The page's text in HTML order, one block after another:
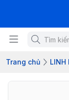
Trang chủ LINH